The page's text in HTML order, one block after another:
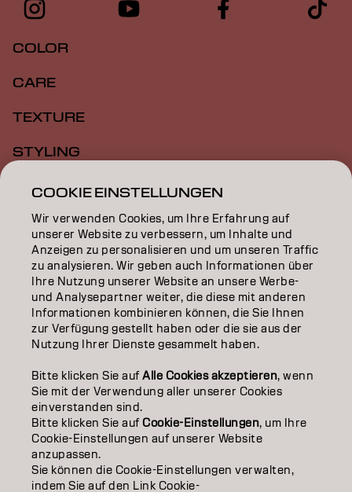
COLOR
CARE
TEXTURE
STYLING
INSPIRATION
EDUCATION
ÜBER
SALON FINDER
PARTNER WERDEN
ImpressumDatenschutzerklärungAGBCookie Policy
NutzungsbedingungenBarrierefreiheitserklärung
DE | German
COOKIE EINSTELLUNGEN
Wir verwenden Cookies, um Ihre Erfahrung auf
unserer Website zu verbessern, um Inhalte und
Anzeigen zu personalisieren und um unseren Traffic
zu analysieren. Wir geben auch Informationen über
Ihre Nutzung unserer Website an unsere Werbe-
und Analysepartner weiter, die diese mit anderen
Informationen kombinieren können, die Sie Ihnen
zur Verfügung gestellt haben oder die sie aus der
Nutzung Ihrer Dienste gesammelt haben.
Bitte klicken Sie aufAlle Cookies akzeptieren, wenn
Sie mit der Verwendung aller unserer Cookies
einverstanden sind.
Bitte klicken Sie aufCookie-Einstellungen, um Ihre
Cookie-Einstellungen auf unserer Website
anzupassen.
Sie können die Cookie-Einstellungen verwalten,
indem Sie auf den Link Cookie-